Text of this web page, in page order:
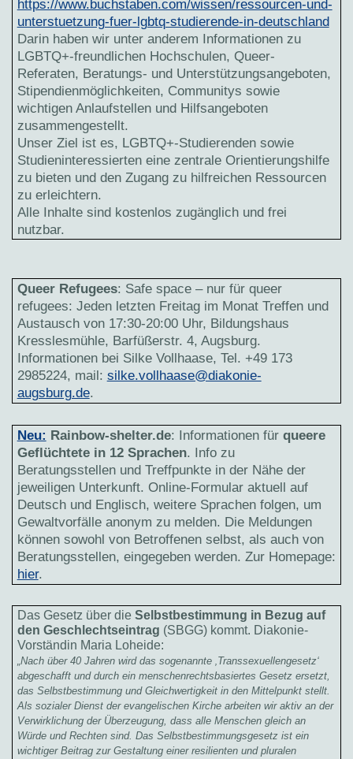
https://www.buchstaben.com/wissen/ressourcen-und-
unterstuetzung-fuer-lgbtq-studierende-in-deutschland
Darin haben wir unter anderem Informationen zu
LGBTQ+-freundlichen Hochschulen, Queer-
Referaten, Beratungs- und Unterstützungsangeboten,
Stipendienmöglichkeiten, Communitys sowie
wichtigen Anlaufstellen und Hilfsangeboten
zusammengestellt.
Unser Ziel ist es, LGBTQ+-Studierenden sowie
Studieninteressierten eine zentrale Orientierungshilfe
zu bieten und den Zugang zu hilfreichen Ressourcen
zu erleichtern.
Alle Inhalte sind kostenlos zugänglich und frei
nutzbar.
Queer Refugees: Safe space – nur für queer
refugees: Jeden letzten Freitag im Monat Treffen und
Austausch von 17:30-20:00 Uhr, Bildungshaus
Kresslesmühle, Barfüßerstr. 4, Augsburg.
Informationen bei Silke Vollhaase, Tel. +49 173
2985224, mail: silke.vollhaase@diakonie-
augsburg.de.
Neu: Rainbow-shelter.de: Informationen für queere
Geflüchtete in 12 Sprachen. Info zu
Beratungsstellen und Treffpunkte in der Nähe der
jeweiligen Unterkunft. Online-Formular aktuell auf
Deutsch und Englisch, weitere Sprachen folgen, um
Gewaltvorfälle anonym zu melden. Die Meldungen
können sowohl von Betroffenen selbst, als auch von
Beratungsstellen, eingegeben werden. Zur Homepage:
hier.
Das Gesetz über die Selbstbestimmung in Bezug auf
den Geschlechtseintrag (SBGG) kommt. Diakonie-
Vorständin Maria Loheide:
„Nach über 40 Jahren wird das sogenannte ‚Transsexuellengesetz‘
abgeschafft und durch ein menschenrechtsbasiertes Gesetz ersetzt,
das Selbstbestimmung und Gleichwertigkeit in den Mittelpunkt stellt.
Als sozialer Dienst der evangelischen Kirche arbeiten wir aktiv an der
Verwirklichung der Überzeugung, dass alle Menschen gleich an
Würde und Rechten sind. Das Selbstbestimmungsgesetz ist ein
wichtiger Beitrag zur Gestaltung einer resilienten und pluralen